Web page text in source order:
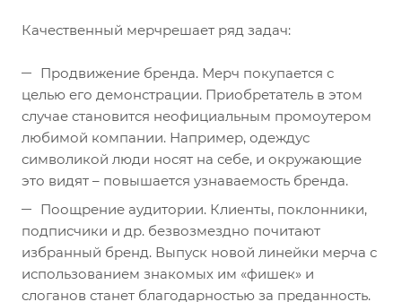
Качественный мерчрешает ряд задач:
Продвижение бренда. Мерч покупается с
целью его демонстрации. Приобретатель в этом
случае становится неофициальным промоутером
любимой компании. Например, одеждус
символикой люди носят на себе, и окружающие
это видят – повышается узнаваемость бренда.
Поощрение аудитории. Клиенты, поклонники,
подписчики и др. безвозмездно почитают
избранный бренд. Выпуск новой линейки мерча с
использованием знакомых им «фишек» и
слоганов станет благодарностью за преданность.